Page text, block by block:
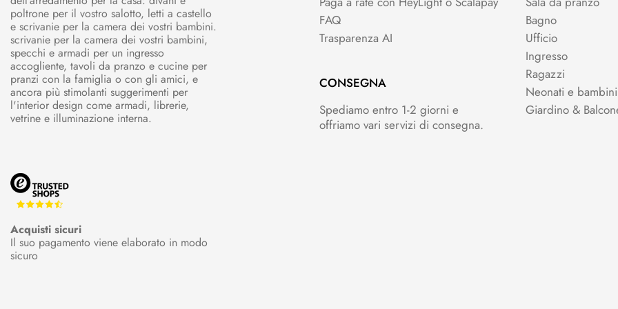
poltrone per il vostro salotto, letti a castello
e scrivanie per la camera dei vostri bambini.
scrivanie per la camera dei vostri bambini,
specchi e armadi per un ingresso
accogliente, tavoli da pranzo e cucine per
pranzi con la famiglia o con gli amici, e
ancora più stimolanti suggerimenti per
l'interior design come armadi, librerie,
vetrine e illuminazione interna.
Acquisti sicuri
Il suo pagamento viene elaborato in modo
sicuro
FAQ
Trasparenza AI
CONSEGNA
Spediamo entro 1-2 giorni e
offriamo vari servizi di consegna.
Bagno
Ufficio
Ingresso
Ragazzi
Neonati e bambini
Giardino &